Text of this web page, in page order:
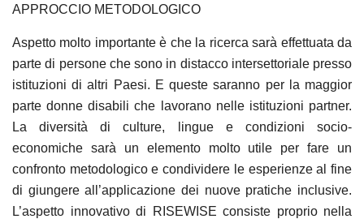
APPROCCIO METODOLOGICO
Aspetto molto importante è che la ricerca sarà effettuata da
parte di persone che sono in distacco intersettorialepresso
istituzioni di altri Paesi. E queste saranno per la maggior
parte donne disabili che lavorano nelle istituzioni partner.
La diversità di culture, lingue e condizioni socio-
economiche sarà un elemento molto utile per fare un
confronto metodologico e condividere le esperienze al fine
di giungere all’applicazione dei nuove pratiche inclusive.
L’aspetto innovativo di RISEWISE consiste proprio nella